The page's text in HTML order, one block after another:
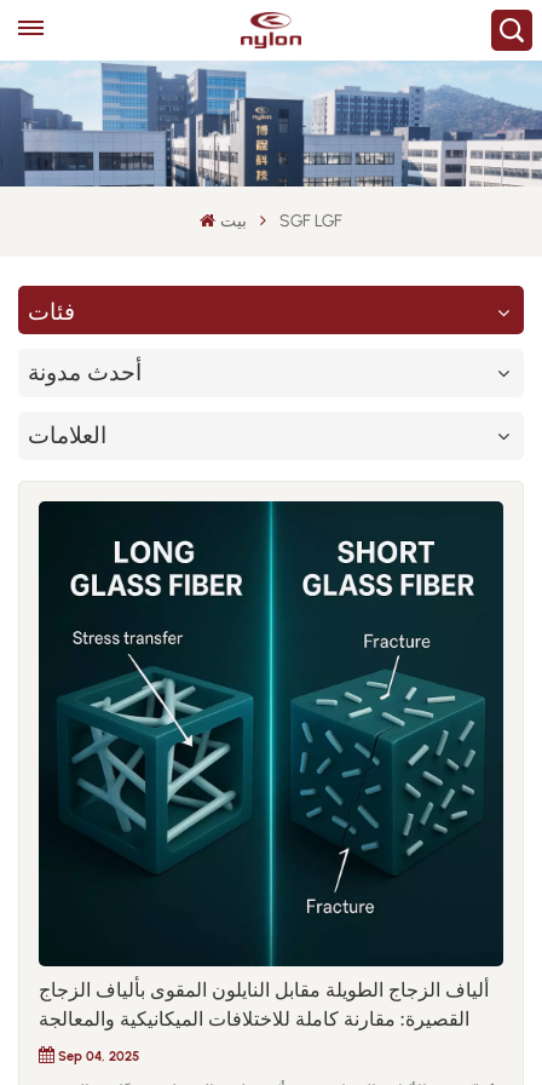
بيت SGF LGF
فئات
أحدث مدونة
العلامات
ألياف الزجاج الطويلة مقابل النايلون المقوى بألياف الزجاج
القصيرة: مقارنة كاملة للاختلافات الميكانيكية والمعالجة
Sep 04, 2025